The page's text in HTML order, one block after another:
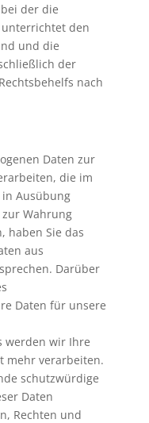
der die
den
und die
der
nach
Daten zur
die im
Ausübung
Wahrung
haben Sie das
aus
Darüber
Daten für unsere
werden wir Ihre
mehr verarbeiten.
schutzwürdige
Daten
Rechten und